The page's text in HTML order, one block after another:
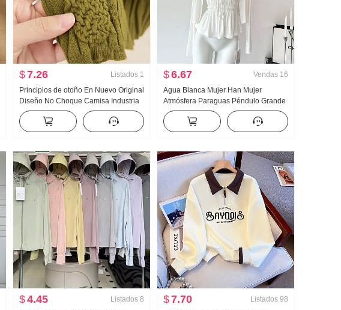
$7.26 Listados 1
Principios de otoño En Nuevo Original
Diseño No Choque Camisa Industria
pesada Jacquard tejido de punto Top
Mujer Otoño Nuevo Adelgazante
$6.67 Vendas 16
Agua Blanca Mujer Han Mujer
Atmósfera Paraguas Péndulo Grande
u Collar Tirantes Dos Ropa Diseño
Sentido Cárdigan Mujer Verano
Adelgazante Tirantes Top
$4.45 Listados 8
$7.70 Listados 98